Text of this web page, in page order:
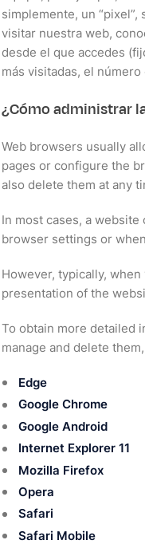
simplemente, un
visitar nuestra web,
desde el que accedes
más visitadas, el
¿Cómo administrar
Web browsers usually
pages or configure the
also delete them at any
In most cases, a
browser settings or
However, typically,
presentation of the
To obtain more detailed
manage and delete
Edge
Google Chrome
Google Android
Internet Explorer 11
Mozilla Firefox
Opera
Safari
Safari Mobile